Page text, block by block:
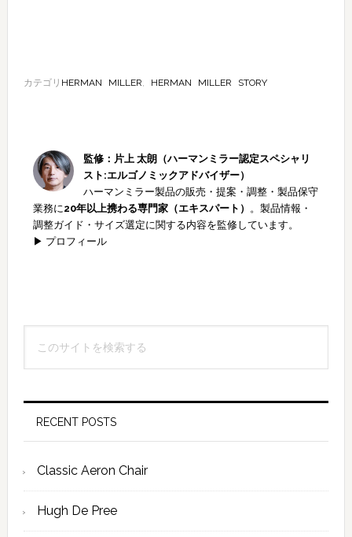
カテゴリ HERMAN MILLER, HERMAN MILLER STORY
監修：片上 太朗（ハーマンミラー認定スペシャリ
スト:エルゴノミックアドバイザー）
ハーマンミラー製品の販売・提案・調整・製品保守
業務に20年以上携わる専門家（エキスパート） 。製品情報・
調整ガイド・サイズ選定に関する内容を監修しています。
▶ プロフィール
最
サ
イ
ド
バ
ー
索
る
RECENT POSTS
Classic Aeron Chair
Hugh De Pree